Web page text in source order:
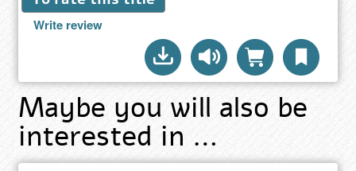
Write review
Maybe you will also be
interested in …